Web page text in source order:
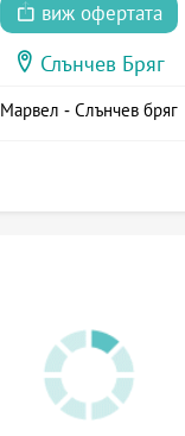
виж офертата
Слънчев Бряг
Марвел - Слънчев бряг